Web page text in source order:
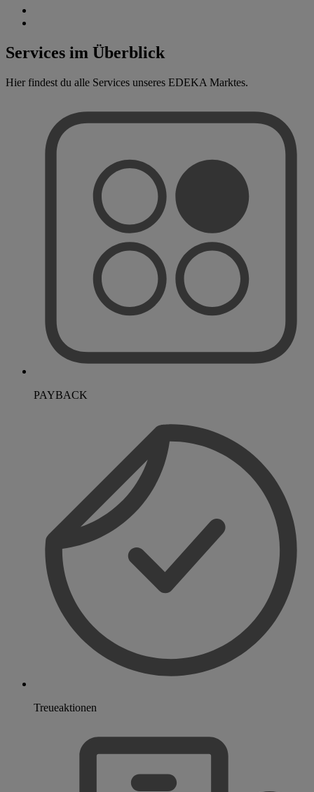
Services im Überblick
Hier findest du alle Services unseres EDEKA Marktes.
PAYBACK
Treueaktionen